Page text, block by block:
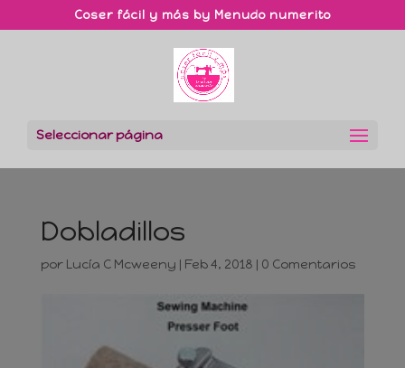
Coser fácil y más by Menudo numerito
Seleccionar página
Dobladillos
por Lucía C Mcweeny | Feb 4, 2018 | 0 Comentarios